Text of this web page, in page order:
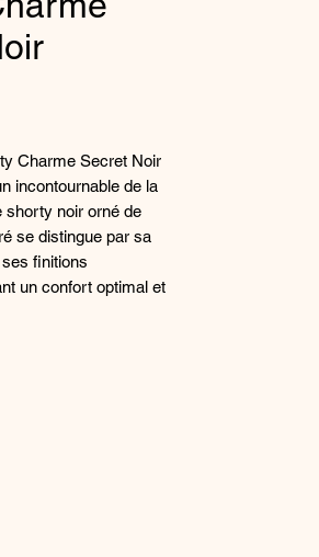
Charme Secret Noir
incontournable de la
shorty noir orné de
se distingue par sa
finitions
un confort optimal et
sophistiquée au
le avec le soutien-
conçu pour
avec élégance et